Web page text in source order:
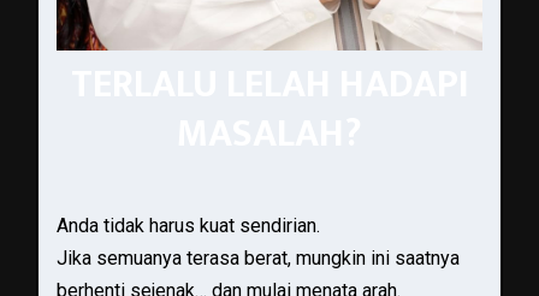
Anda tidak harus kuat sendirian.
Jika semuanya terasa berat, mungkin ini saatnya
berhenti sejenak… dan mulai menata arah.